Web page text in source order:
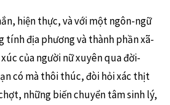
hiện thực, và với một ngôn-ngữ
tính địa phương và thành phần xã-
của người nữ xuyên qua đời-
có mà thôi thúc, đòi hỏi xác thịt
những biến chuyển tâm sinh lý,